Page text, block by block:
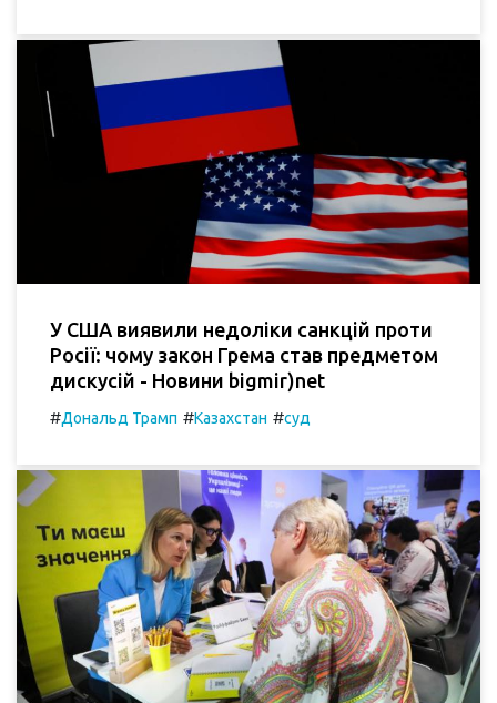
У США виявили недоліки санкцій проти
Росії: чому закон Грема став предметом
дискусій - Новини bigmir)net
#Дональд Трамп #Казахстан #суд